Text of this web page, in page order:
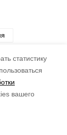
статистику
вашего